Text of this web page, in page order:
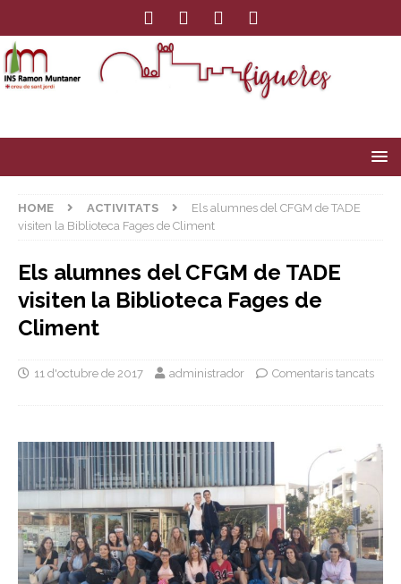
HOME ACTIVITATS
Els alumnes del CFGM de TADE
visiten la Biblioteca Fages de Climent
Els alumnes del CFGM de TADE
visiten la Biblioteca Fages de
Climent
11 d'octubre de 2017 administrador Comentaris tancats